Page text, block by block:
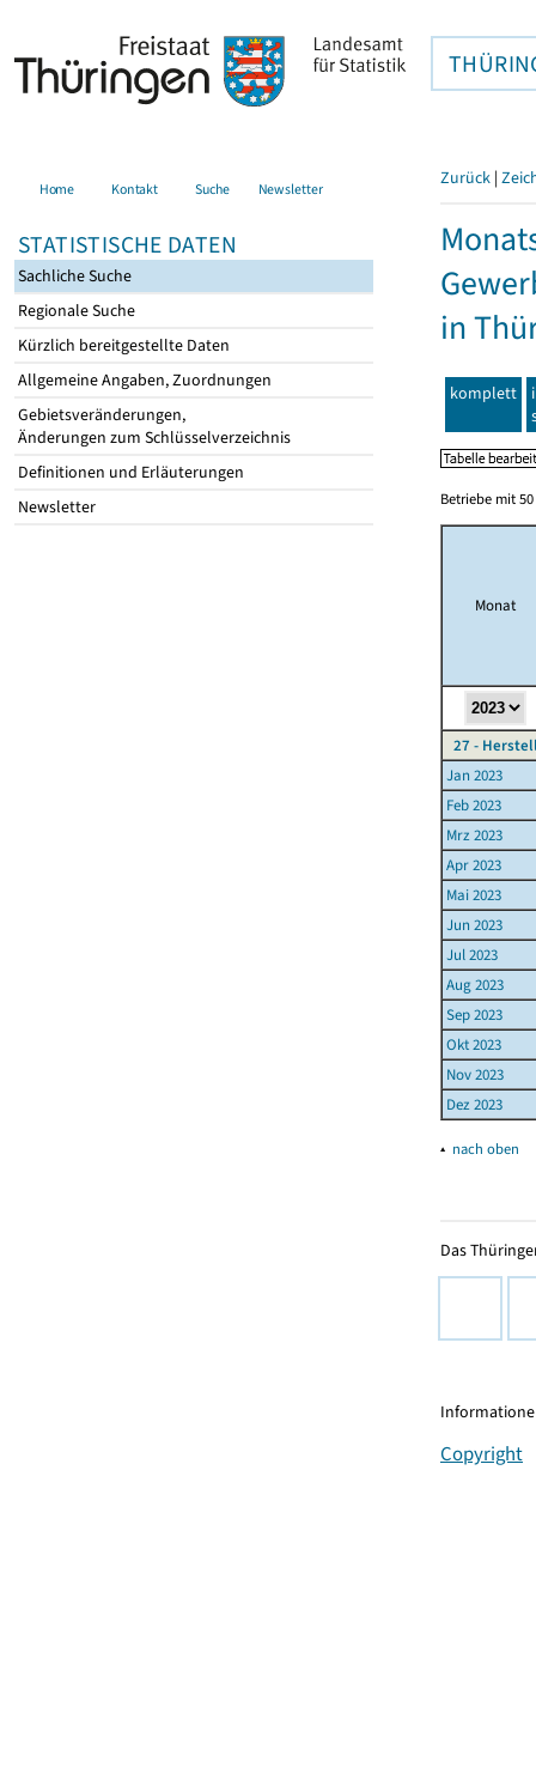
Home Kontakt Suche Newsletter
STATISTISCHE DATEN
Sachliche Suche
Regionale Suche
Kürzlich bereitgestellte Daten
Allgemeine Angaben, Zuordnungen
Gebietsveränderungen,
Änderungen zum Schlüsselverzeichnis
Definitionen und Erläuterungen
Newsletter
Zurück |
in
komplett
Betriebe mit
Monat
27 -
Jan 2023
Feb 2023
Mrz 2023
Apr 2023
Mai 2023
Jun 2023
Jul 2023
Aug 2023
Sep 2023
Okt 2023
Nov 2023
Dez 2023
▴ nach oben
Das
Copyright